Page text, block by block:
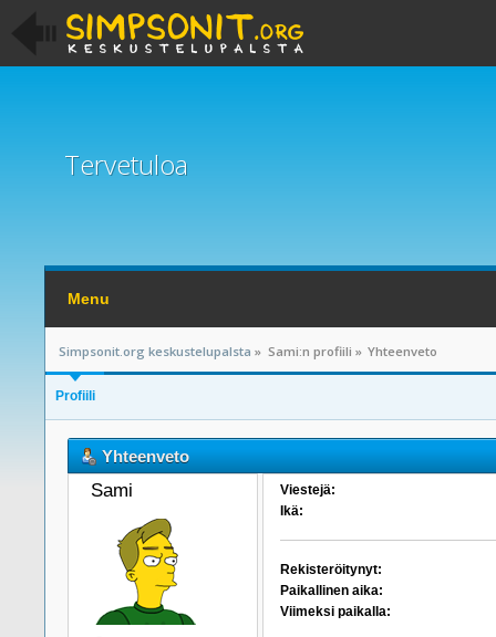
Tervetuloa
Menu
Simpsonit.org keskustelupalsta » Sami:n profiili » Yhteenveto
Profiili
Yhteenveto
Sami
Viestejä:
Ikä:
Rekisteröitynyt:
Paikallinen aika:
Viimeksi paikalla: